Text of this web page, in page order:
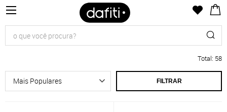
Total: 58
FILTRAR